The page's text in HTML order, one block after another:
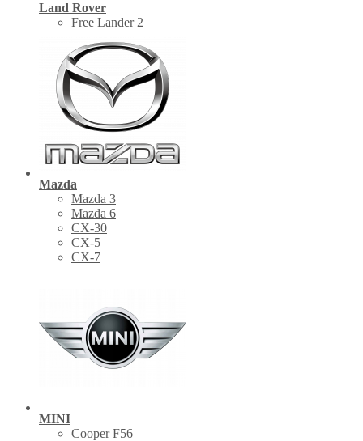
Land Rover
Free Lander 2
Mazda
Mazda 3
Mazda 6
CX-30
СХ-5
CX-7
MINI
Cooper F56